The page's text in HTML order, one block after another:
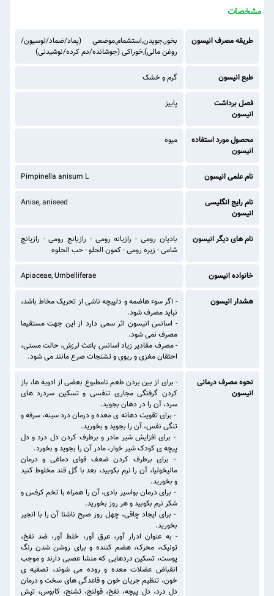
مشخصات
طریقه مصرف انیسون
بخور,جویدن,استشمام,موضعی (پماد/ضماد/لوسیون/
روغن مالی),خوراکی (جوشانده/دم کرده/نوشیدنی)
طبع انیسون گرم و خشک
فصل برداشت
انیسون
پاییز
محصول مورد استفاده
انیسون
میوه
نام علمی انیسون Pimpinella anisum L
نام رایج انگلیسی
انیسون
Anise, aniseed
نام های دیگر انیسون
بادیان رومی - رازیانه رومی - رازیانج رومی - رازیانج
شامی - زیره رومی - کمون الحلو - حب الحلوه
خانواده انیسون Apiaceae, Umbelliferae
هشدار انیسون
- اگر سوء هاضمه و دلپیچه ناشی از تحریک مخاط باشد،
نباید مصرف شود.
- اسانس انیسون اثر سمی دارد از این جهت مستقیما
مصرف نمی شود.
- مصرف مقادیر زیاد اسانس باعث لرزش، حالت مستی،
احتقان مغزی و ریوی و تشنجات صرع مانند می شود.
نحوه مصرف درمانی
انیسون
- برای از بین بردن طعم نامطبوع بعضی از ادویه ها، باز
کردن گرفتگی مجاری تنفسی و تسکین سردرد های
سرد، آن را در دهان بجوید.
- برای تقویت دهانه ی معده و درمان درد سینه، سرفه و
تنگی نفس، آن را بجوید و بخورید.
- برای افزایش شیر مادر و برطرف کردن دل درد و دل
پیچه ی کودک شیر خوار، مادر آن را بجوید و بخورد.
- برای برطرف کردن ضعف قوای دماغی و درمان
مالیخولیا، آن را نرم بکوبید، بعد با گل قند مخلوط کنید
و بخورید.
- برای درمان بواسیر بادی، آن را همراه با تخم کرفس و
شکر نرم بکوبید و هر روز بخورید.
- برای ایجاد چاقی، چهل روز صبح ناشتا آن را با انجیر
بخورید.
- به عنوان ادرار آور، عرق آور، خلط آور، ضد نفخ،
تونیک، محرک، هضم کننده و برای روشن شدن رنگ
پوست، تسکین دردهایی که منشا عصبی دارند و موجب
انقباض عضلات معده و روده می شوند، تصفیه ی
خون، تنظیم جریان خون و قاعدگی های سخت و درمان
دل درد، دل پیچه، نفخ، قولنج، تشنج، کابوس، تپش